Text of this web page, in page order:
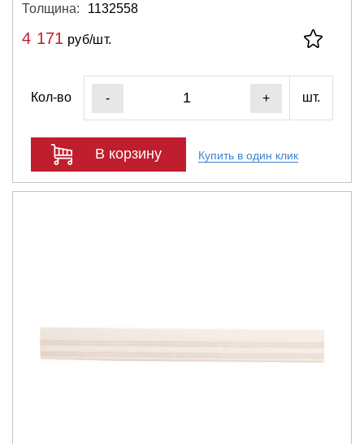
Толщина:
1132558
4 171 руб/шт.
Кол-во - + шт.
В корзину Купить в один клик